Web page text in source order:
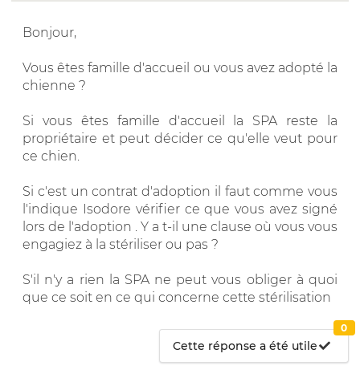
Bonjour,
Vous êtes famille d'accueil ou vous avez adopté la
chienne ?
Si vous êtes famille d'accueil la SPA reste la
propriétaire et peut décider ce qu'elle veut pour
ce chien.
Si c'est un contrat d'adoption il faut comme vous
l'indique Isodore vérifier ce que vous avez signé
lors de l'adoption . Y a t-il une clause où vous vous
engagiez à la stériliser ou pas ?
S'il n'y a rien la SPA ne peut vous obliger à quoi
que ce soit en ce qui concerne cette stérilisation
Cette réponse a été utile
0